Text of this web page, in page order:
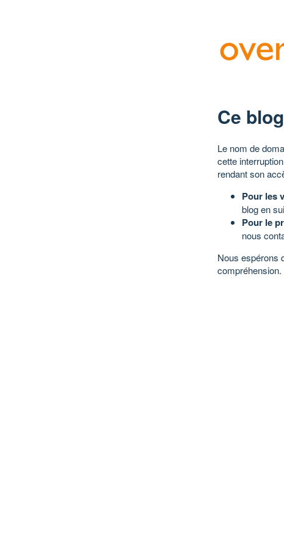
Ce
Le nom de
cette
rendant son
Pour les
blog en
Pour le
nous
Nous espérons
compréhension.